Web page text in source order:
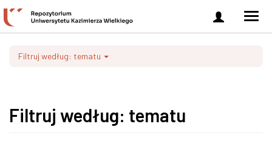
Zaloguj
się
Filtruj według: tematu
Filtruj według: tematu